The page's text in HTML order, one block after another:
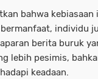
bahwa
individu
berita buruk
lebih pesimis,
keadaan.